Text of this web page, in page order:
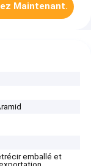
Maintenant.
emballé et